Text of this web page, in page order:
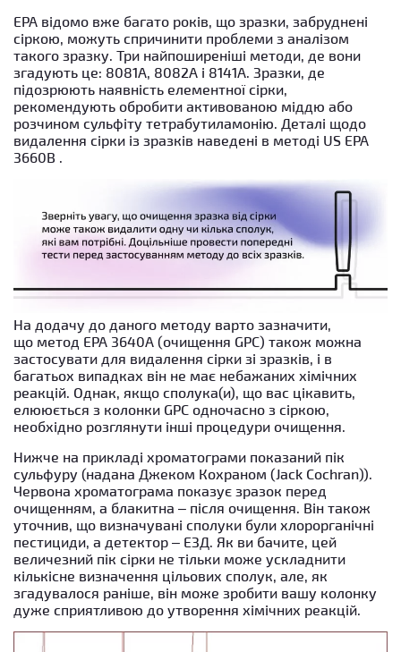
EPA відомо вже багато років, що зразки, забруднені
сіркою, можуть спричинити проблеми з аналізом
такого зразку. Три найпоширеніші методи, де вони
згадують це: 8081A, 8082A і 8141A. Зразки, де
підозрюють наявність елементної сірки,
рекомендують обробити активованою міддю або
розчином сульфіту тетрабутиламонію. Деталі щодо
видалення сірки із зразків наведені в методі US EPA
3660B
На додачу до даного методу варто зазначити,
що метод EPA 3640A (очищення GPC) також можна
застосувати для видалення сірки зі зразків, і в
багатьох випадках він не має небажаних хімічних
реакцій. Однак, якщо сполука(и), що вас цікавить,
елююється з колонки GPC одночасно з сіркою,
необхідно розглянути інші процедури очищення.
Нижче на прикладі хроматограми показаний пік
сульфуру (надана Джеком Кохраном (Jack Cochran)).
Червона хроматограма показує зразок перед
очищенням, а блакитна – після очищення. Він також
уточнив, що визначувані сполуки були хлорорганічні
пестициди, а детектор – ЕЗД. Як ви бачите, цей
величезний пік сірки не тільки може ускладнити
кількісне визначення цільових сполук, але, як
згадувалося раніше, він може зробити вашу колонку
дуже сприятливою до утворення хімічних реакцій.